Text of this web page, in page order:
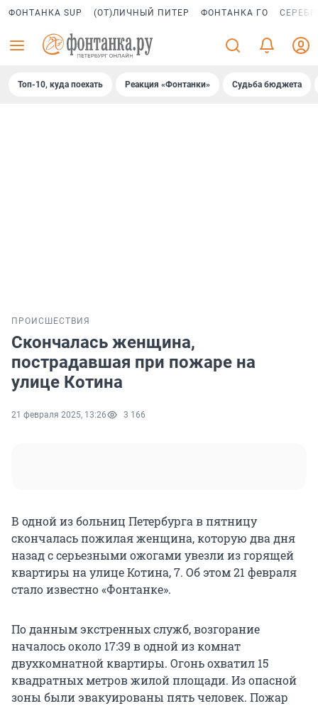
ФОНТАНКА SUP (ОТ)ЛИЧНЫЙ ПИТЕР ФОНТАНКА ГО
Топ-10, куда поехать Реакция «Фонтанки» Судьба бюджета
ПРОИСШЕСТВИЯ
Скончалась женщина,
пострадавшая при пожаре на
улице Котина
21 февраля 2025, 13:26 3 166
В одной из больниц Петербурга в пятницу
скончалась пожилая женщина, которую два дня
назад с серьезными ожогами увезли из горящей
квартиры на улице Котина, 7. Об этом 21 февраля
стало известно «Фонтанке».
По данным экстренных служб, возгорание
началось около 17:39 в одной из комнат
двухкомнатной квартиры. Огонь охватил 15
квадратных метров жилой площади. Из опасной
зоны были эвакуированы пять человек. Пожар